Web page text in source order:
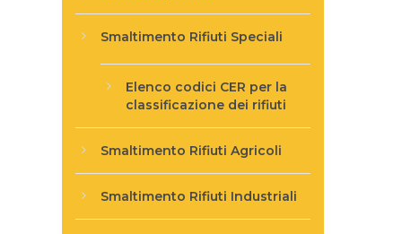
Smaltimento Rifiuti Speciali
Elenco codici CER per la
classificazione dei rifiuti
Smaltimento Rifiuti Agricoli
Smaltimento Rifiuti Industriali